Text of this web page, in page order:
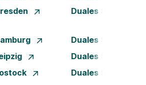
Duales Studium
Duales Studium
Duales Studium
Duales Studium